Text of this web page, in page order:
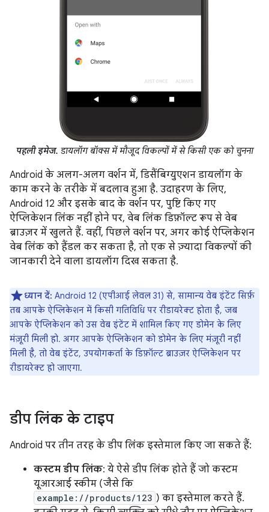
पहली इमेज. डायलॉग बॉक्स में मौजूद विकल्पों में से किसी एक को चुनना
Android के अलग-अलग वर्शन में, डिसैंबिग्युएशन डायलॉग के
काम करने के तरीके में बदलाव हुआ है. उदाहरण के लिए,
Android 12 और इसके बाद के वर्शन पर, पुष्टि किए गए
ऐप्लिकेशन लिंक नहीं होने पर, वेब लिंक डिफ़ॉल्ट रूप से वेब
ब्राउज़र में खुलते हैं. वहीं, पिछले वर्शन पर, अगर कोई ऐप्लिकेशन
वेब लिंक को हैंडल कर सकता है, तो एक से ज़्यादा विकल्पों की
जानकारी देने वाला डायलॉग दिख सकता है.
ध्यान दें: Android 12 (एपीआई लेवल 31) से, सामान्य वेब इंटेंट सिर्फ़
तब आपके ऐप्लिकेशन में किसी गतिविधि पर रीडायरेक्ट होता है, जब
आपके ऐप्लिकेशन को उस वेब इंटेंट में शामिल किए गए डोमेन के लिए
मंज़ूरी मिली हो. अगर आपके ऐप्लिकेशन को डोमेन के लिए मंज़ूरी नहीं
मिली है, तो वेब इंटेंट, उपयोगकर्ता के डिफ़ॉल्ट ब्राउज़र ऐप्लिकेशन पर
रीडायरेक्ट हो जाएगा.
डीप लिंक के टाइप
Android पर तीन तरह के डीप लिंक इस्तेमाल किए जा सकते हैं:
कस्टम डीप लिंक: ये ऐसे डीप लिंक होते हैं जो कस्टम
यूआरआई स्कीम (जैसे कि
example://products/123 ) का इस्तेमाल करते हैं.